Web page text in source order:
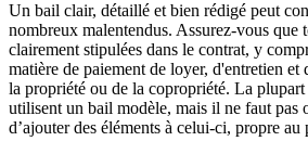
Un bail clair, détaillé et bien rédigé peut
nombreux malentendus. Assurez-vous que
clairement stipulées dans le contrat, y
matière de paiement de loyer, d'entretien et
la propriété ou de la copropriété. La plupart
utilisent un bail modèle, mais il ne faut pas
d’ajouter des éléments à celui-ci, propre